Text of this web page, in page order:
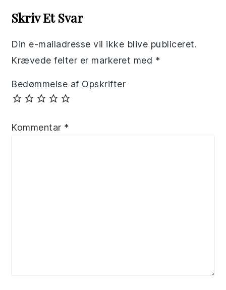
Interactions
Skriv Et Svar
Din e-mailadresse vil ikke blive publiceret.
Krævede felter er markeret med *
Bedømmelse af Opskrifter
Kommentar *